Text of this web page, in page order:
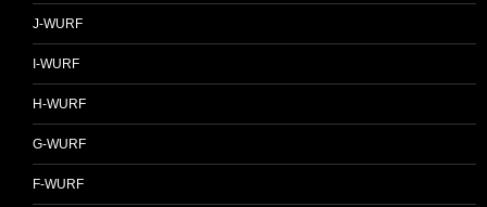
J-WURF
I-WURF
H-WURF
G-WURF
F-WURF